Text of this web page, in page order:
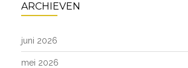
ARCHIEVEN
juni 2026
mei 2026